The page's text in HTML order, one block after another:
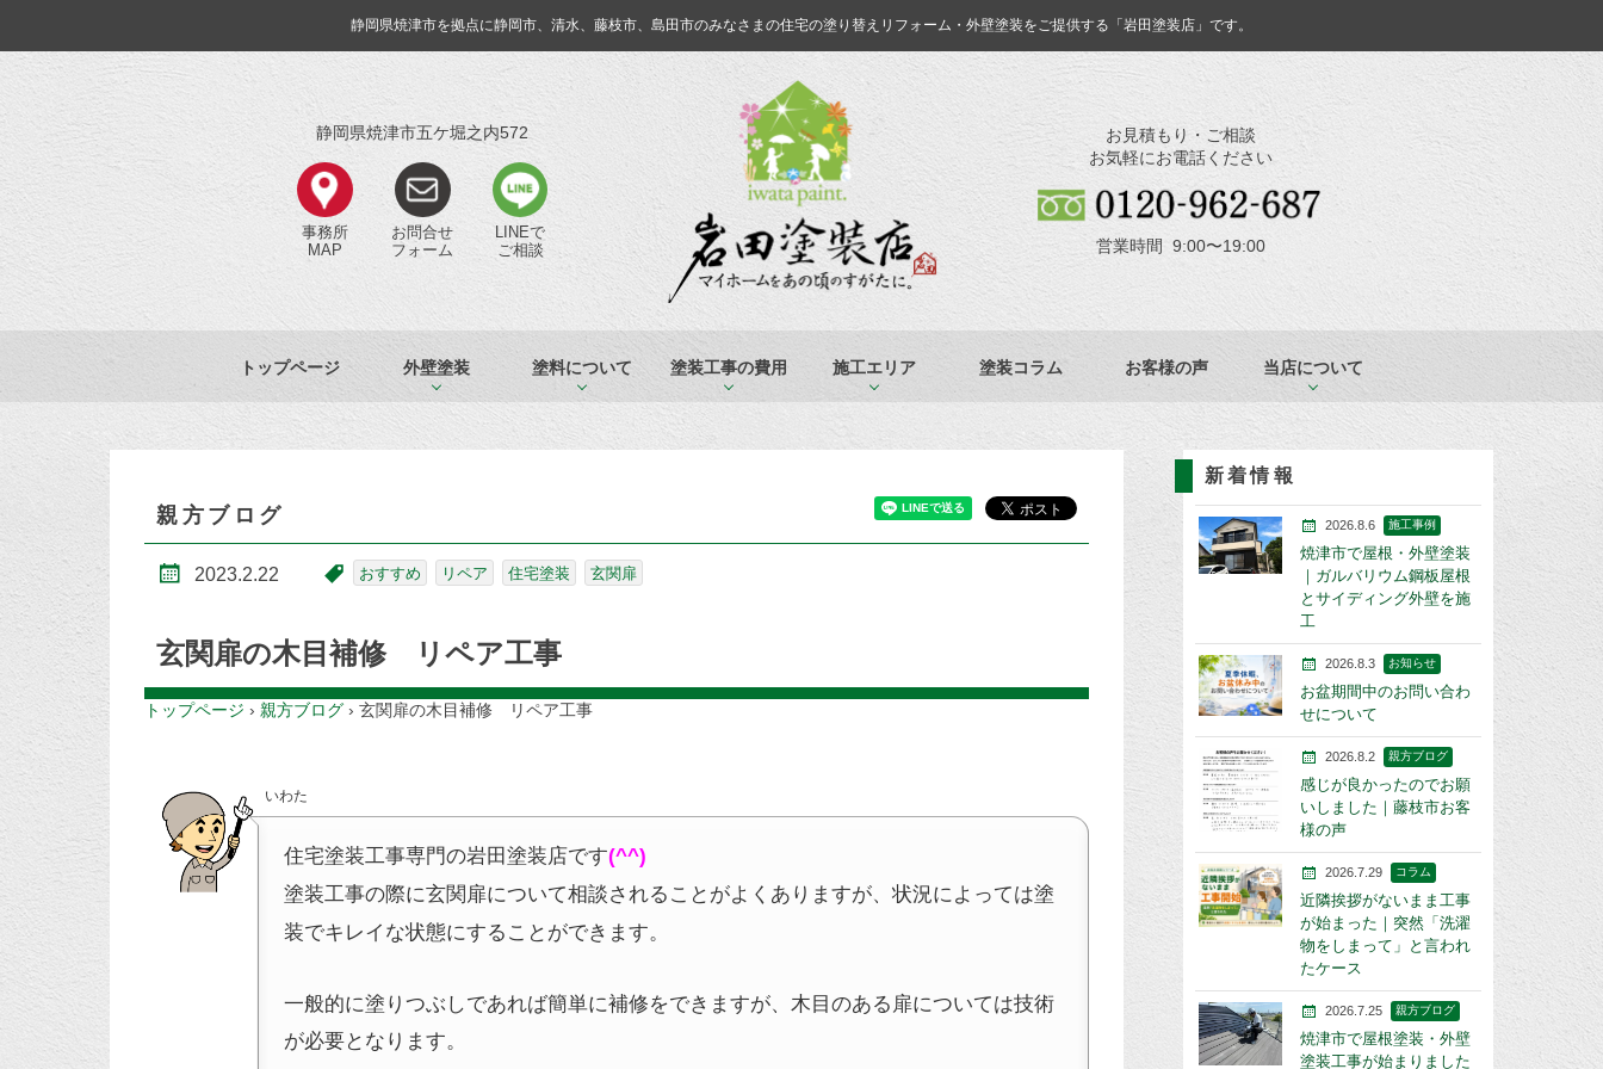
静岡県焼津市を拠点に静岡市、清水、藤枝市、島田市のみなさまの住宅の塗り替えリフォーム・外壁塗装をご提供する「岩田塗装店」です。
静岡県焼津市五ケ堀之内572
事務所
MAP
お問合せ
フォーム
LINEで
ご相談
お見積もり・ご相談
お気軽にお電話ください
営業時間 9:00〜19:00
トップページ 外壁塗装 塗料について 塗装工事の費用 施工エリア 塗装コラム お客様の声 当店について
親方ブログ
2023.2.22 おすすめ リペア 住宅塗装 玄関扉
玄関扉の木目補修 リペア工事
トップページ › 親方ブログ › 玄関扉の木目補修 リペア工事
いわた
住宅塗装工事専門の岩田塗装店です(^^)
塗装工事の際に玄関扉について相談されることがよくありますが、状況によっては塗
装でキレイな状態にすることができます。
一般的に塗りつぶしであれば簡単に補修をできますが、木目のある扉については技術
が必要となります。
新着情報
2026.8.6 施工事例
焼津市で屋根・外壁塗装
｜ガルバリウム鋼板屋根
とサイディング外壁を施
工
2026.8.3 お知らせ
お盆期間中のお問い合わ
せについて
2026.8.2 親方ブログ
感じが良かったのでお願
いしました｜藤枝市お客
様の声
2026.7.29 コラム
近隣挨拶がないまま工事
が始まった｜突然「洗濯
物をしまって」と言われ
たケース
2026.7.25 親方ブログ
焼津市で屋根塗装・外壁
塗装工事が始まりました